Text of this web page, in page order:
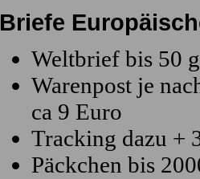
Briefe
Weltbrief bis 50
Warenpost je
ca 9 Euro
Tracking dazu +
Päckchen bis